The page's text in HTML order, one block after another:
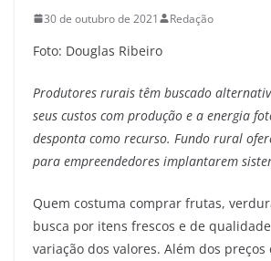
30 de outubro de 2021 Redação
Foto: Douglas Ribeiro
Produtores rurais têm buscado
seus custos com produção e a energia
desponta como recurso. Fundo rural
para empreendedores implantarem
Quem costuma comprar frutas,
busca por itens frescos e de
variação dos valores. Além dos preços